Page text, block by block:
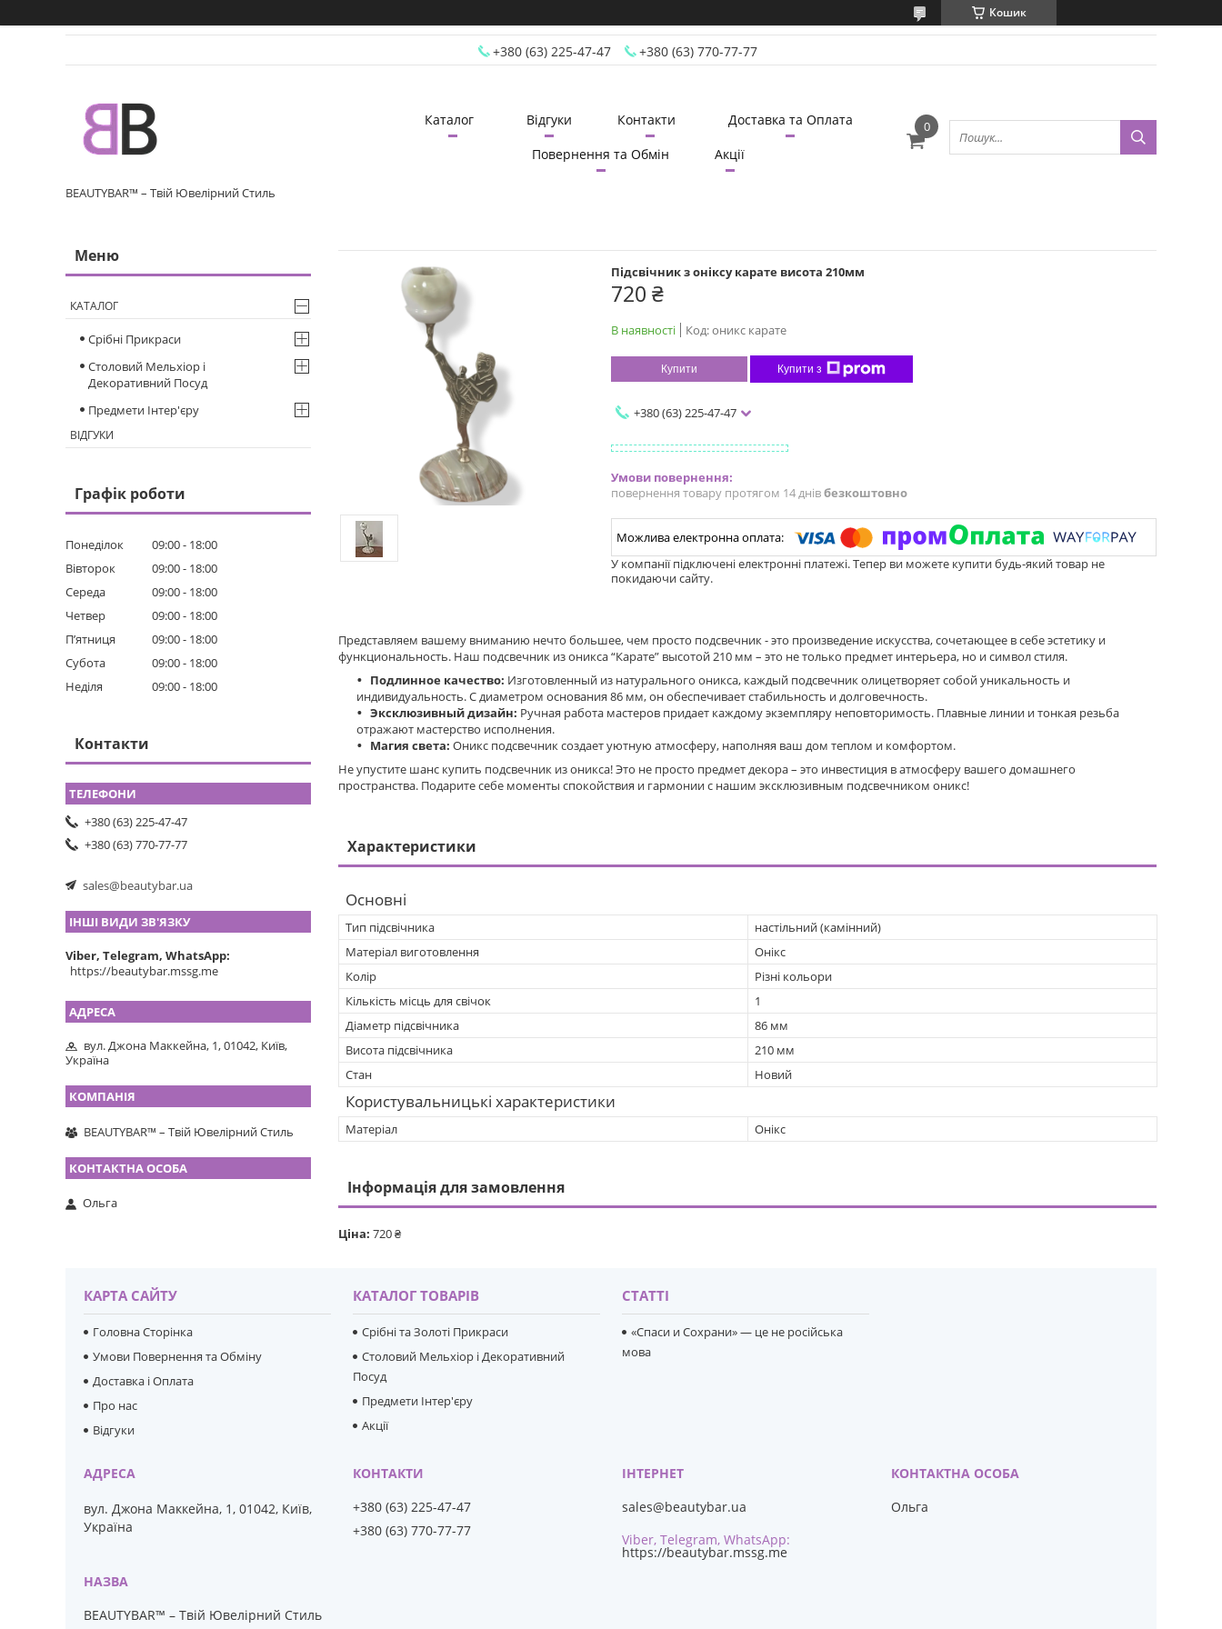
Кошик
+380 (63) 225-47-47 +380 (63) 770-77-77
BEAUTYBAR™ – Твій Ювелірний Стиль
Каталог Відгуки Контакти
Доставка та Оплата
Повернення та Обмін
Акції
Підсвічник з оніксу карате висота 210мм
720 ₴
В наявності Код:оникс карате
Купити Купити з
+380 (63) 225-47-47
повернення товару протягом 14 днівбезкоштовно
У компанії підключені електронні платежі. Тепер ви можете купити будь-який товар не
покидаючи сайту.
Представляем вашему вниманию нечто большее, чем просто подсвечник - это произведение искусства, сочетающее в себе эстетику и
функциональность. Наш подсвечник из оникса “Карате” высотой 210 мм – это не только предмет интерьера, но и символ стиля.
Подлинное качество: Изготовленный из натурального оникса, каждый подсвечник олицетворяет собой уникальность и
индивидуальность. С диаметром основания 86 мм, он обеспечивает стабильность и долговечность.
Эксклюзивный дизайн: Ручная работа мастеров придает каждому экземпляру неповторимость. Плавные линии и тонкая резьба
отражают мастерство исполнения.
Магия света: Оникс подсвечник создает уютную атмосферу, наполняя ваш дом теплом и комфортом.
Не упустите шанс купить подсвечник из оникса! Это не просто предмет декора – это инвестиция в атмосферу вашего домашнего
пространства. Подарите себе моменты спокойствия и гармонии с нашим эксклюзивным подсвечником оникс!
Характеристики
Основні
Тип підсвічника
настільний (камінний)
Матеріал виготовлення
Онікс
Колір
Різні кольори
Кількість місць для свічок
1
Діаметр підсвічника
86 мм
Висота підсвічника
210 мм
Стан
Новий
Користувальницькі характеристики
Матеріал Онікс
Інформація для замовлення
Ціна: 720 ₴
КАТАЛОГ
Срібні Прикраси
Столовий Мельхіор і
Декоративний Посуд
Предмети Інтер'єру
ВІДГУКИ
Графік роботи
Понеділок 09:00
18:00
Вівторок
09:00
18:00
Середа
09:00
18:00
Четвер
09:00
18:00
Пʼятниця
09:00
18:00
Субота
09:00
18:00
Неділя
09:00 18:00
Контакти
+380 (63) 225-47-47
+380 (63) 770-77-77
sales@beautybar.ua
ІНШІ ВИДИ ЗВ'ЯЗКУ
Viber, Telegram, WhatsApp
https://beautybar.mssg.me
вул. Джона Маккейна, 1, 01042, Київ,
Україна
BEAUTYBAR™ – Твій Ювелірний Стиль
Ольга
КАРТА САЙТУ
Головна Сторінка
Умови Повернення та Обміну
Доставка і Оплата
Про нас
Відгуки
КАТАЛОГ ТОВАРІВ
Срібні та Золоті Прикраси
Столовий Мельхіор і Декоративний
Посуд
Предмети Інтер'єру
Акції
СТАТТІ
«Спаси и Сохрани» — це не російська
мова
вул. Джона Маккейна, 1, 01042, Київ,
Україна
BEAUTYBAR™ – Твій Ювелірний Стиль
+380 (63) 225-47-47
+380 (63) 770-77-77
sales@beautybar.ua
Viber, Telegram, WhatsApp
https://beautybar.mssg.me
Ольга